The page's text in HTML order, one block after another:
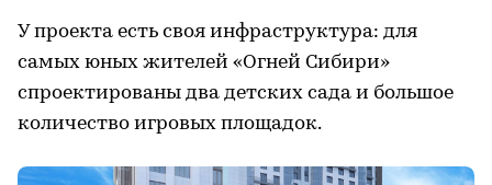
У проекта есть своя инфраструктура: для
самых юных жителей «Огней Сибири»
спроектированы два детских сада и большое
количество игровых площадок.